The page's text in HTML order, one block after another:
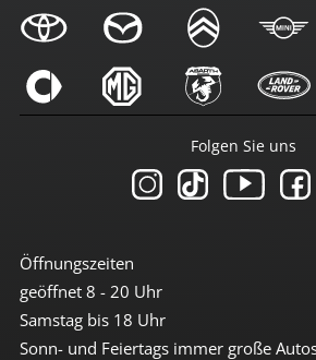
Öffnungszeiten
geöffnet 8 - 20 Uhr
Samstag bis 18 Uhr
Sonn- und Feiertags immer große
Folgen Sie uns